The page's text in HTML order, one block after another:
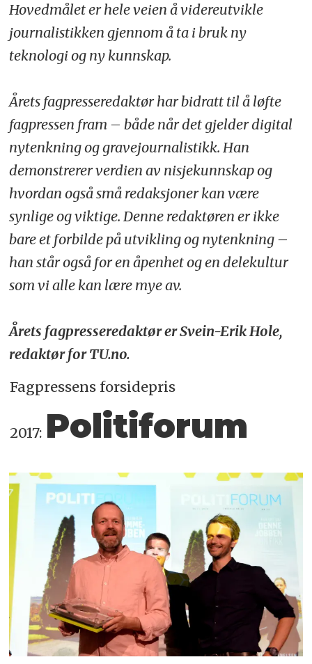
Hovedmålet er hele veien å videreutvikle
journalistikken gjennom å ta i bruk ny
teknologi og ny kunnskap.
Årets fagpresseredaktør har bidratt til å løfte
fagpressen fram – både når det gjelder digital
nytenkning og gravejournalistikk. Han
demonstrerer verdien av nisjekunnskap og
hvordan også små redaksjoner kan være
synlige og viktige. Denne redaktøren er ikke
bare et forbilde på utvikling og nytenkning –
han står også for en åpenhet og en delekultur
som vi alle kan lære mye av.
Årets fagpresseredaktør er Svein-Erik Hole,
redaktør for TU.no.
Fagpressens forsidepris
2017: Politiforum